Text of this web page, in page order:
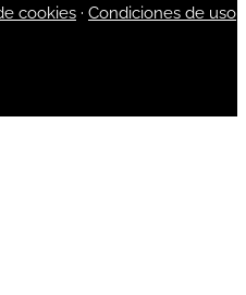
cookies · Condiciones de uso